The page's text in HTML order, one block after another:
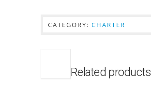
CATEGORY: CHARTER
Related products